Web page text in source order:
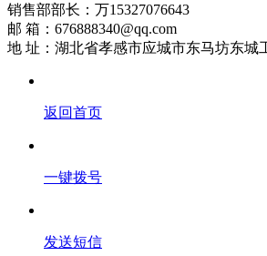
销售部部长：万15327076643
邮 箱：676888340@qq.com
地 址：湖北省孝感市应城市东马坊东城
返回首页
一键拨号
发送短信